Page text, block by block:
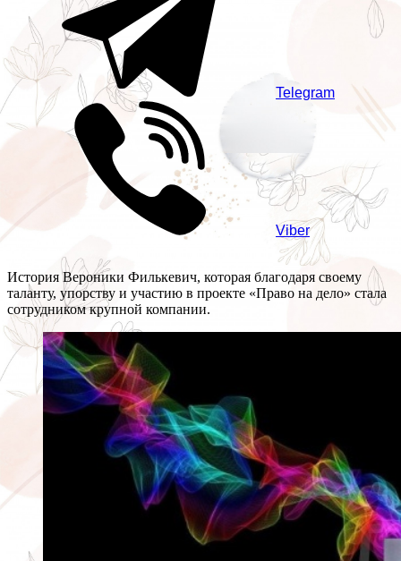
Telegram
Viber
История Вероники Филькевич, которая благодаря своему
таланту, упорству и участию в проекте «Право на дело» стала
сотрудником крупной компании.